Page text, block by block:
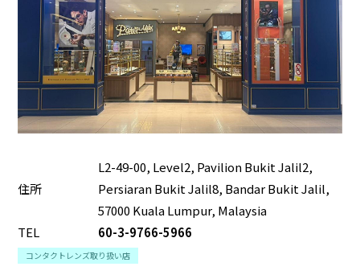
住所
L2-49-00, Level2, Pavilion Bukit Jalil2,
Persiaran Bukit Jalil8, Bandar Bukit Jalil,
57000 Kuala Lumpur, Malaysia
TEL
60-3-9766-5966
コンタクトレンズ取り扱い店